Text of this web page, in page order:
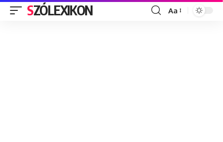
SZÓLEXIKON
Font
Aa